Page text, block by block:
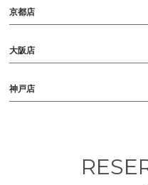
京都店
大阪店
神戸店